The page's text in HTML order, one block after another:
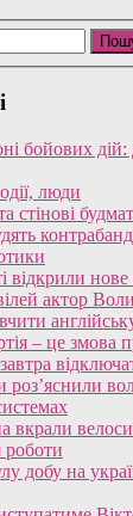
бойових
люди
стінові
відкрили
актор
– це змова
роз’яснили
вкрали
роботи
добу на